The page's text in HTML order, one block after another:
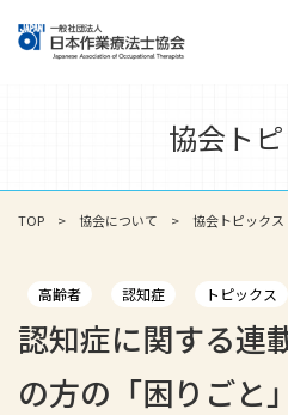
協会ト
TOP 協会について 協会トピックス
高齢者 認知症 トピックス
認知症に関する連
の方の「困りごと